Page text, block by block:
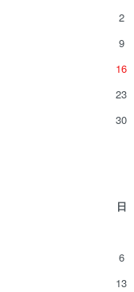
2
9
16
23
30
日
6
13